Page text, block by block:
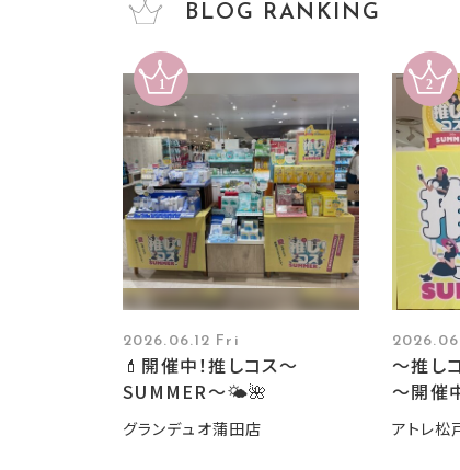
BLOG RANKING
2026.06.12 Fri
💄開催中！推しコス〜
SUMMER〜🌤️🌺
グランデュオ蒲田店
～推し
～開催
アトレ松